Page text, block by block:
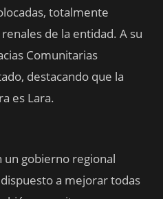
totalmente
de la entidad. A su
Comunitarias
destacando que la
es Lara.
un gobierno regional
a mejorar todas